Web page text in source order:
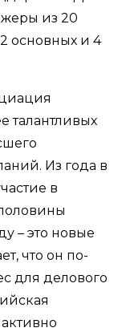
из 20
основных и 4
талантливых
Из года в
в
– это новые
что он по-
для делового